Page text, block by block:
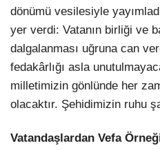
dönümü vesilesiyle
yer verdi: Vatanın birliği ve
dalgalanması uğruna can
fedakârlığı asla
milletimizin gönlünde her
olacaktır. Şehidimizin ruhu
Vatandaşlardan Vefa